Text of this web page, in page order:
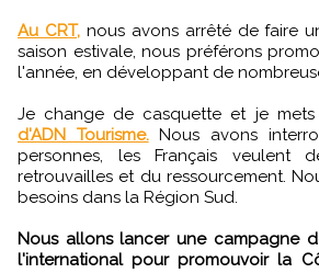
Au CRT,nous avons arrêté de faire
saison estivale, nous préférons
l'année, en développant de
Je change de casquette et je
d'ADN Tourisme.Nous avons
personnes, les Français veulent
retrouvailles et du ressourcement.
besoins dans la Région Sud.
Nous allons lancer une campagne
l'international pour promouvoir la